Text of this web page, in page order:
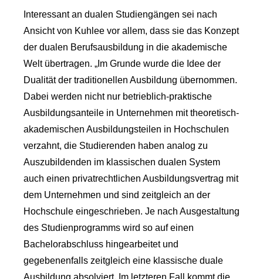
Interessant an dualen Studiengängen sei nach
Ansicht von Kuhlee vor allem, dass sie das Konzept
der dualen Berufsausbildung in die akademische
Welt übertragen. „Im Grunde wurde die Idee der
Dualität der traditionellen Ausbildung übernommen.
Dabei werden nicht nur betrieblich-praktische
Ausbildungsanteile in Unternehmen mit theoretisch-
akademischen Ausbildungsteilen in Hochschulen
verzahnt, die Studierenden haben analog zu
Auszubildenden im klassischen dualen System
auch einen privatrechtlichen Ausbildungsvertrag mit
dem Unternehmen und sind zeitgleich an der
Hochschule eingeschrieben. Je nach Ausgestaltung
des Studienprogramms wird so auf einen
Bachelorabschluss hingearbeitet und
gegebenenfalls zeitgleich eine klassische duale
Ausbildung absolviert. Im letzteren Fall kommt die